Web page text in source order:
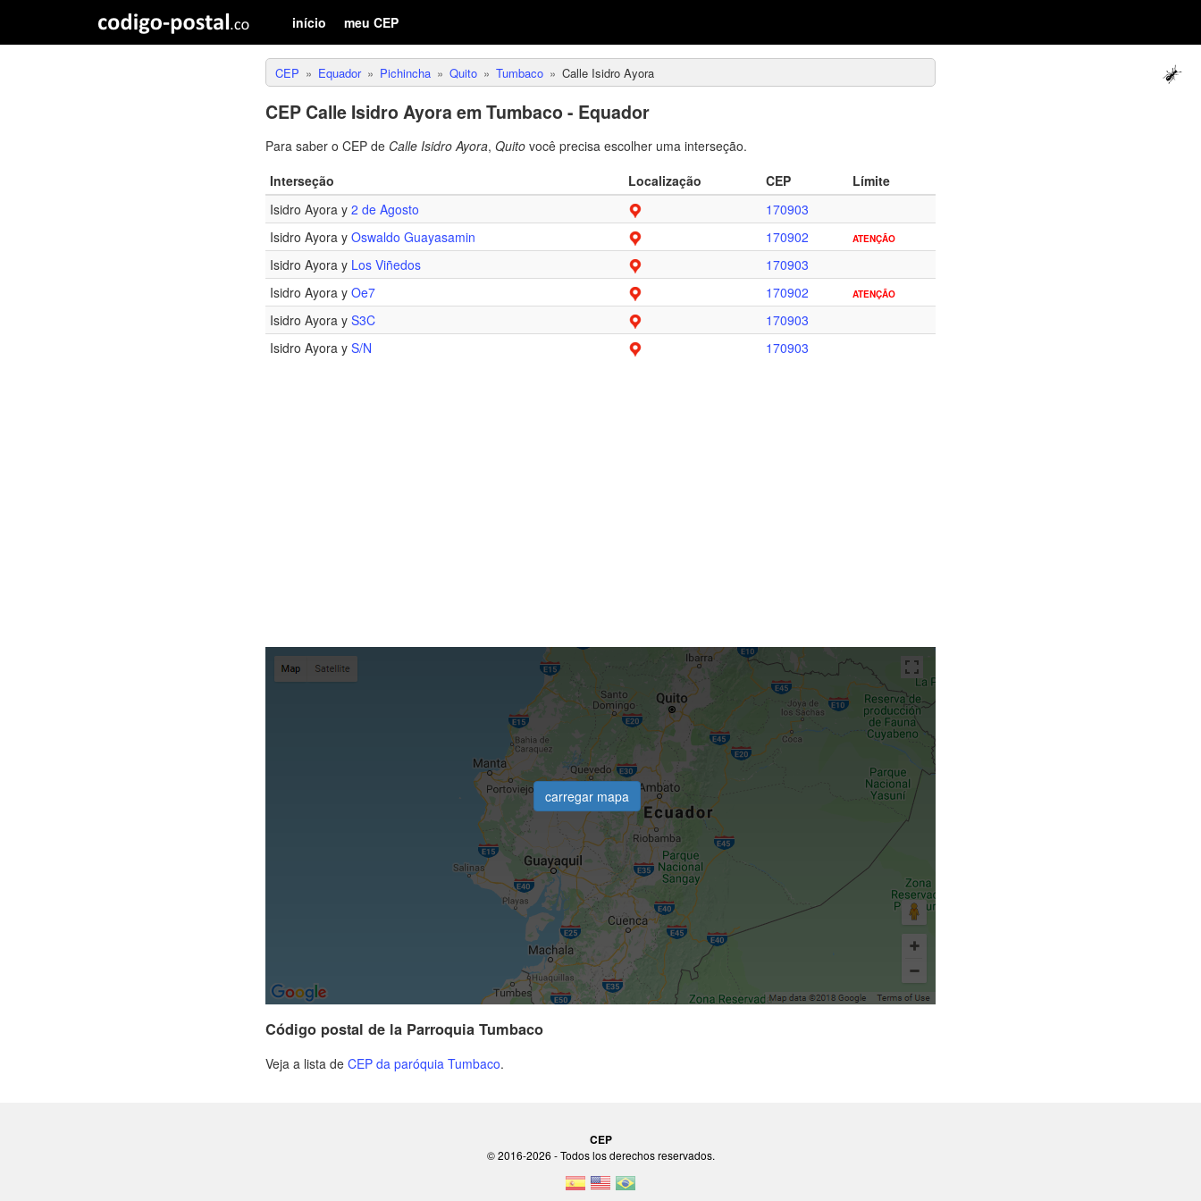
início meu CEP
CEP Equador Pichincha Quito Tumbaco Calle Isidro Ayora
CEP Calle Isidro Ayora em Tumbaco - Equador
Para saber o CEP de Calle Isidro Ayora, Quito você precisa escolher uma interseção.
Interseção
Localização CEP
Límite
Isidro Ayora y 2 de Agosto
170903
Isidro Ayora y Oswaldo Guayasamin 170902 ATENÇÃO
Isidro Ayora y Los Viñedos
170903
Isidro Ayora y Oe7 170902 ATENÇÃO
Isidro Ayora y S3C
170903
Isidro Ayora y S/N 170903
carregar mapa
Código postal de la Parroquia Tumbaco
Veja a lista de CEP da paróquia Tumbaco.
CEP
© 2016-2026 - Todos los derechos reservados.